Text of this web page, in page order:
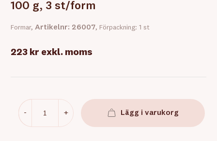
100 g, 3 st/form
Formar,Artikelnr: 26007, Förpackning: 1 st
223 kr exkl. moms
- + Lägg i varukorg